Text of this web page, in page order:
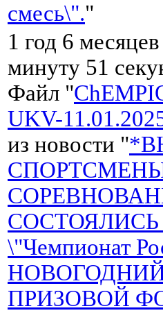
смесь\"."
1 год 6
минуту 51
Файл "
UKV-
из новости "
СОСТОЯЛИСЬ
\"Чемпионат
ПРИЗОВОЙ